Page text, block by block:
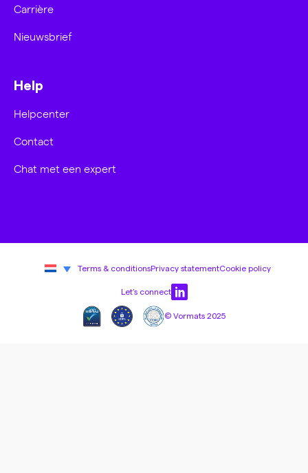
Carrière
Nieuwsbrief
Help
Helpcenter
Contact
Chat met een expert
Terms & conditionsPrivacy statementCookie policy
Let’s connect
© Vormats 2025